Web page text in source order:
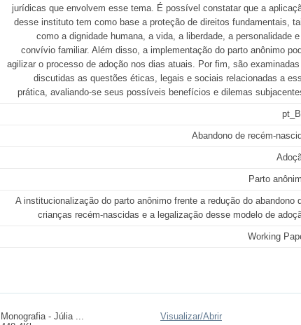
jurídicas que envolvem esse tema. É possível constatar que a
desse instituto tem como base a proteção de direitos fundamentais,
como a dignidade humana, a vida, a liberdade, a personalidade
convívio familiar. Além disso, a implementação do parto anônimo
agilizar o processo de adoção nos dias atuais. Por fim, são
discutidas as questões éticas, legais e sociais relacionadas a
prática, avaliando-se seus possíveis benefícios e dilemas
Abandono de recém-
Parto
A institucionalização do parto anônimo frente a redução do abandono
crianças recém-nascidas e a legalização desse modelo de
Working
Monografia - Júlia ...
Visualizar/Abrir